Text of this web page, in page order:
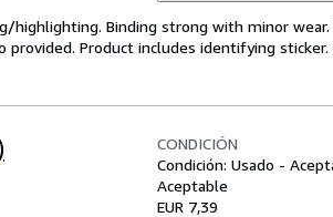
highlighting. Binding strong with minor
Product includes identifying
CONDICIÓN
Condición: Usado -
Aceptable
EUR 7,39